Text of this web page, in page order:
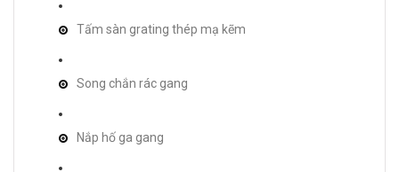
Tấm sàn grating thép mạ kẽm
Song chắn rác gang
Nắp hố ga gang